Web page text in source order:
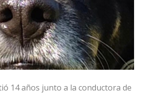
14 años junto a la conductora de